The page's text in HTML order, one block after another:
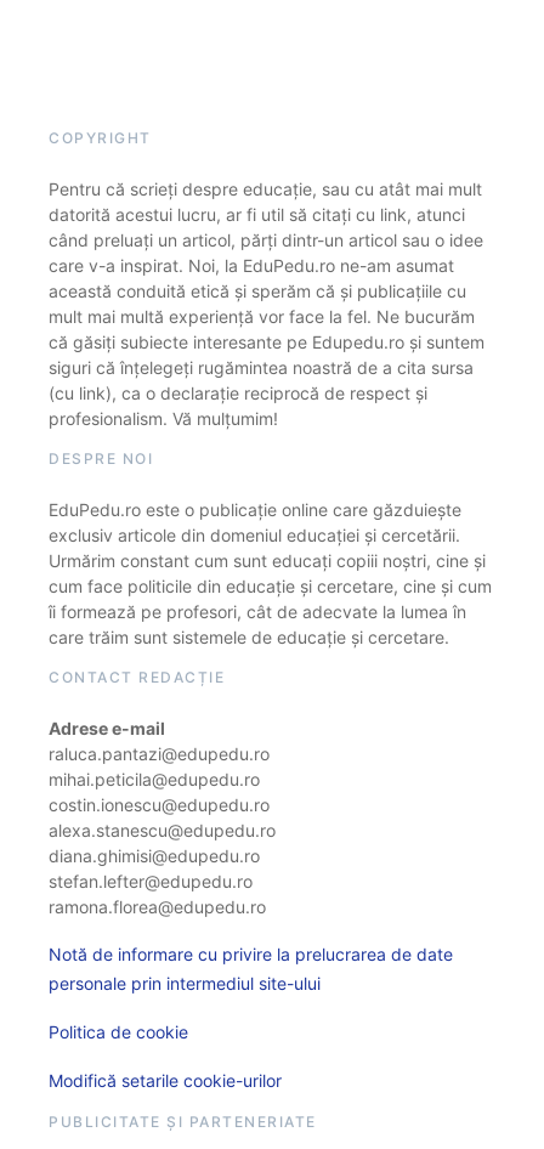
COPYRIGHT
Pentru că scrieți despre educație, sau cu atât mai mult
datorită acestui lucru, ar fi util să citați cu link, atunci
când preluați un articol, părți dintr-un articol sau o idee
care v-a inspirat. Noi, la EduPedu.ro ne-am asumat
această conduită etică și sperăm că și publicațiile cu
mult mai multă experiență vor face la fel. Ne bucurăm
că găsiți subiecte interesante pe Edupedu.ro și suntem
siguri că înțelegeți rugămintea noastră de a cita sursa
(cu link), ca o declarație reciprocă de respect și
profesionalism. Vă mulțumim!
DESPRE NOI
EduPedu.ro este o publicație online care găzduiește
exclusiv articole din domeniul educației și cercetării.
Urmărim constant cum sunt educați copiii noștri, cine și
cum face politicile din educație și cercetare, cine și cum
îi formează pe profesori, cât de adecvate la lumea în
care trăim sunt sistemele de educație și cercetare.
CONTACT REDACȚIE
Adrese e-mail
raluca.pantazi@edupedu.ro
mihai.peticila@edupedu.ro
costin.ionescu@edupedu.ro
alexa.stanescu@edupedu.ro
diana.ghimisi@edupedu.ro
stefan.lefter@edupedu.ro
ramona.florea@edupedu.ro
Notă de informare cu privire la prelucrarea de date
personale prin intermediul site-ului
Politica de cookie
Modifică setarile cookie-urilor
PUBLICITATE ȘI PARTENERIATE